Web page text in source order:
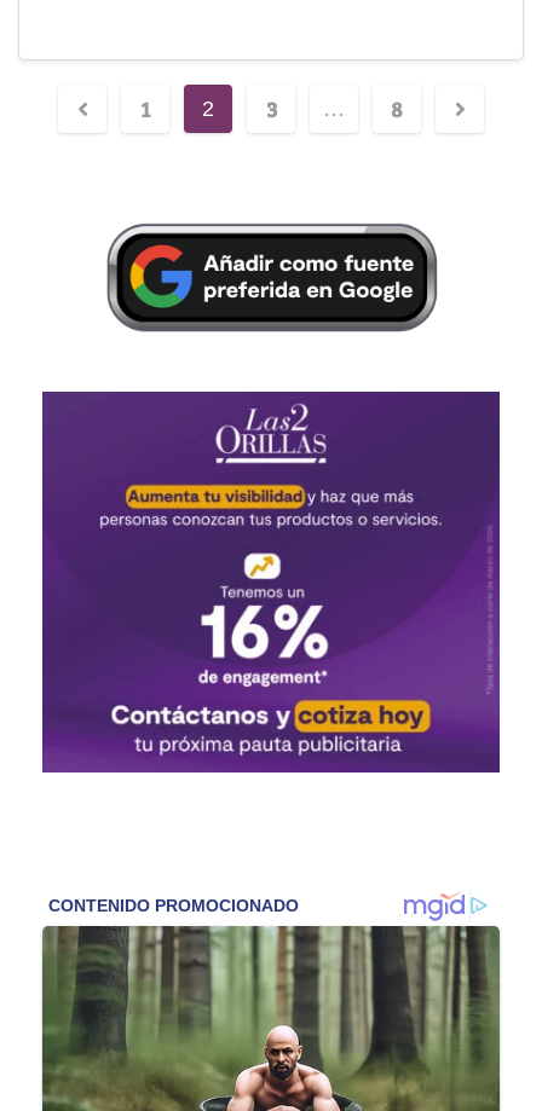
1 2 3 … 8